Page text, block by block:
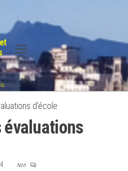
Menu
d’école
évaluations
Non